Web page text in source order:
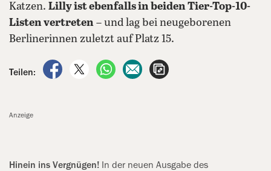
Katzen. Lilly ist ebenfalls in beiden Tier-Top-10-
Listen vertreten – und lag bei neugeborenen
Berlinerinnen zuletzt auf Platz 15.
Teilen:
auf Facebook teilen
auf X teilenper WhatsApp teilen
per E-Mail teilen
Anzeige
Hinein ins Vergnügen! In der neuen Ausgabe des